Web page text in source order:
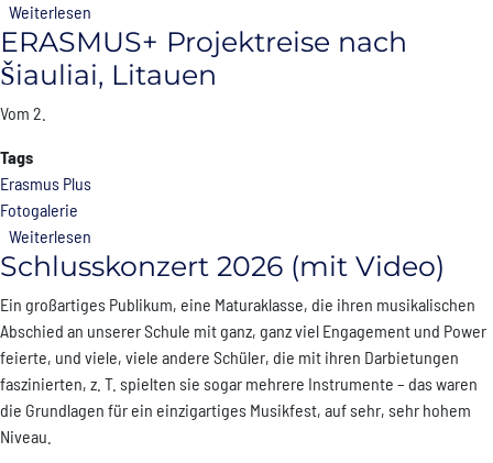
Weiterlesen
ERASMUS+ Projektreise nach
Šiauliai, Litauen
Vom 2.
Tags
Erasmus Plus
Fotogalerie
Weiterlesen
Schlusskonzert 2026 (mit Video)
Ein großartiges Publikum, eine Maturaklasse, die ihren musikalischen
Abschied an unserer Schule mit ganz, ganz viel Engagement und Power
feierte, und viele, viele andere Schüler, die mit ihren Darbietungen
faszinierten, z. T. spielten sie sogar mehrere Instrumente – das waren
die Grundlagen für ein einzigartiges Musikfest, auf sehr, sehr hohem
Niveau.